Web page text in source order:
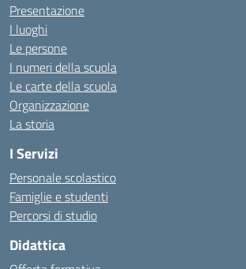
Presentazione
I luoghi
Le persone
I numeri della scuola
Le carte della scuola
Organizzazione
La storia
I Servizi
Personale scolastico
Famiglie e studenti
Percorsi di studio
Didattica